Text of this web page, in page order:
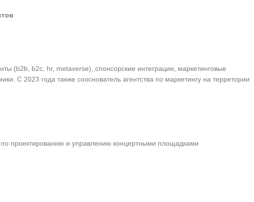
(b2b, b2c, hr, metaverse), спонсорские интеграции, маркетинговые
С 2023 года также сооснователь агентства по маркетингу на терретории
проектированию и управлению концертными площадками